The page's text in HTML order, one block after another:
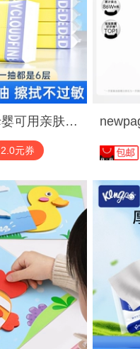
6层厚木浆便携装 母婴可用亲肤云柔巾保湿乳霜纸方巾抽纸 20抽/包
2.0元券